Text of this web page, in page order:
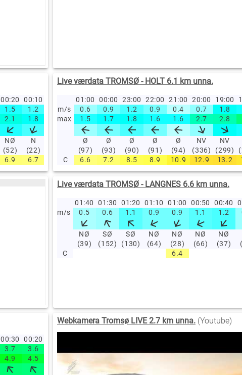
00:20 00:10 23:5023:4023:3023:2023:1023:0022:00
1.5 1.2 1.2 1.4 1.6 1.2 0.7 0.5 0.4 1
2.1 1.8 1.5 1.7 1.9 1.9 1 1 0.9 1.4
NØ
(52)
N
(22)
(15)
NØ
(47)
NØ
(26)
(18)
NØ
(31)
NØ
(29)
N
(353)
6.9 6.7 7.2 7.5 7.4 6.8 7.4 7.3 8.1
Live værdata TROMSØ - HOLT 6.1 km unna.
01:00 00:00 23:00 22:00 21:00 20:00 19:00
m/s
0.6 0.9 1.2 0.9 0.4 0.7 1.8
max
1.5 1.7 1.8 1.6 1.6 2.7 2.8
Ø
(97)
Ø
(93)
Ø
(90)
Ø
(91)
Ø
(94)
NV
(336)
NV
(299)
C
6.6 7.2 8.5 8.9 10.9 12.9 13.2
Live værdata TROMSØ - LANGNES 6.6 km unna.
01:40 01:30 01:20 01:10 01:00 00:50 00:40
m/s
0.5 0.6 1.1 0.9 0.9 1.1 1.2
NØ
(39)
SØ
(152)
SØ
(130)
NØ
(64)
NØ
(28)
NØ
(66)
NØ
(37)
C
6.4
00:30 00:20
3.7 3.6
4.9 4.5
Webkamera Tromsø LIVE 2.7 km unna. (Youtube)